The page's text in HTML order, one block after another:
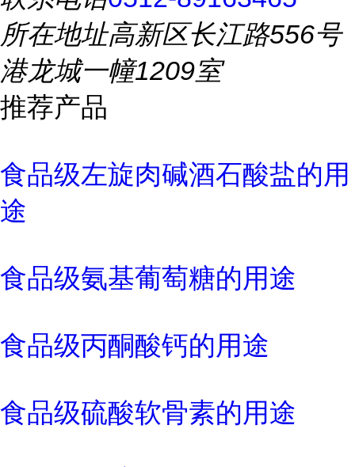
所在地址高新区长江路556号
港龙城一幢1209室
推荐产品
食品级左旋肉碱酒石酸盐的用
途
食品级氨基葡萄糖的用途
食品级丙酮酸钙的用途
食品级硫酸软骨素的用途